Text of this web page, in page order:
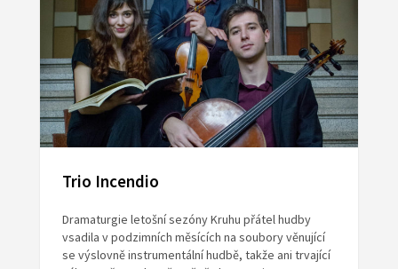
Trio Incendio
Dramaturgie letošní sezóny Kruhu přátel hudby
vsadila v podzimních měsících na soubory věnující
se výslovně instrumentální hudbě, takže ani trvající